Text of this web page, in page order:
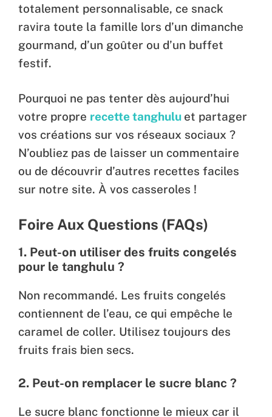
totalement personnalisable, ce snack
ravira toute la famille lors d’un dimanche
gourmand, d’un goûter ou d’un buffet
festif.
Pourquoi ne pas tenter dès aujourd’hui
votre propre recette tanghulu et partager
vos créations sur vos réseaux sociaux ?
N’oubliez pas de laisser un commentaire
ou de découvrir d’autres recettes faciles
sur notre site. À vos casseroles !
Foire Aux Questions (FAQs)
1. Peut-on utiliser des fruits congelés
pour le tanghulu ?
Non recommandé. Les fruits congelés
contiennent de l’eau, ce qui empêche le
caramel de coller. Utilisez toujours des
fruits frais bien secs.
2. Peut-on remplacer le sucre blanc ?
Le sucre blanc fonctionne le mieux car il